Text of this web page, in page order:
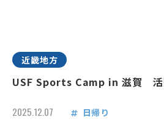
近畿地方
USF Sports Camp in 滋賀 活
2025.12.07 日帰り